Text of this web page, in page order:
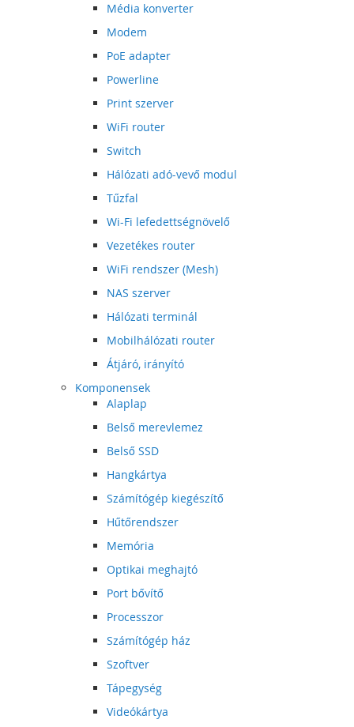
Média konverter
Modem
PoE adapter
Powerline
Print szerver
WiFi router
Switch
Hálózati adó-vevő modul
Tűzfal
Wi-Fi lefedettségnövelő
Vezetékes router
WiFi rendszer (Mesh)
NAS szerver
Hálózati terminál
Mobilhálózati router
Átjáró, irányító
Komponensek
Alaplap
Belső merevlemez
Belső SSD
Hangkártya
Számítógép kiegészítő
Hűtőrendszer
Memória
Optikai meghajtó
Port bővítő
Processzor
Számítógép ház
Szoftver
Tápegység
Videókártya